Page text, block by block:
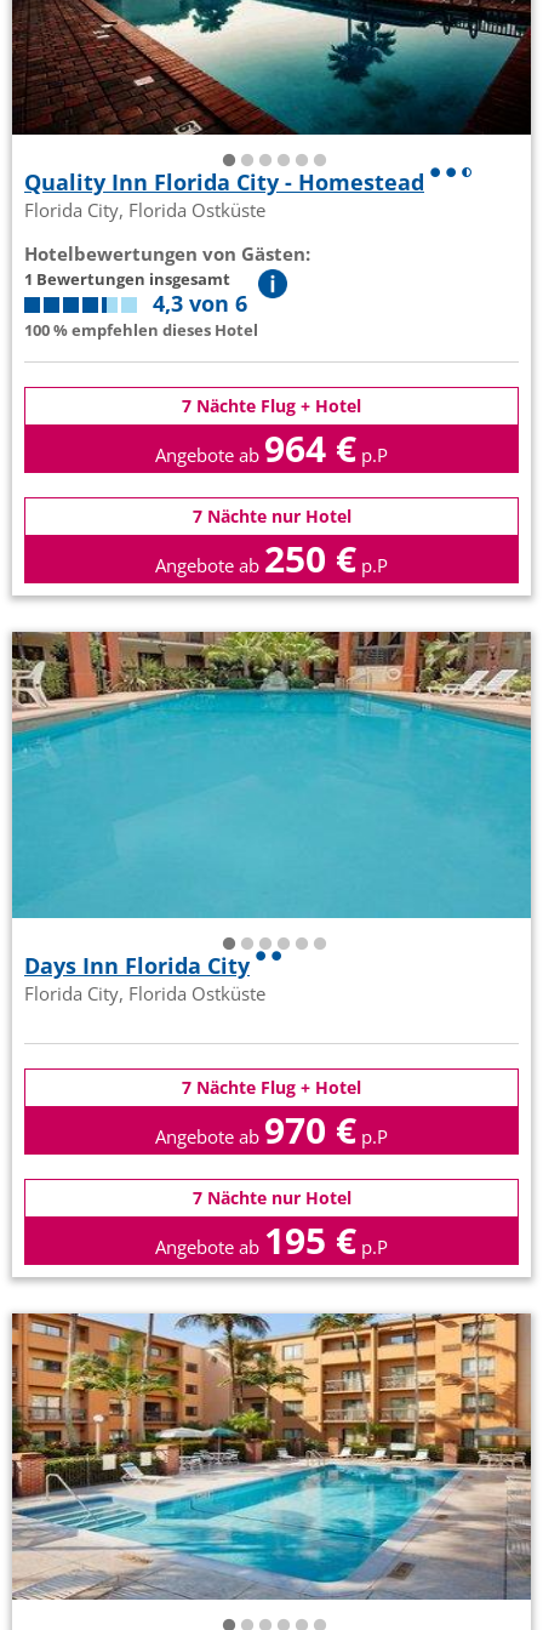
Quality Inn Florida City - Homestead
Florida City, Florida Ostküste
Hotelbewertungen von Gästen:
1 Bewertungen insgesamt
4,3 von 6
100 % empfehlen dieses Hotel
7 Nächte Flug + Hotel
Angebote ab 964 € p.P
7 Nächte nur Hotel
Angebote ab 250 € p.P
Days Inn Florida City
Florida City, Florida Ostküste
7 Nächte Flug + Hotel
Angebote ab 970 € p.P
7 Nächte nur Hotel
Angebote ab 195 € p.P